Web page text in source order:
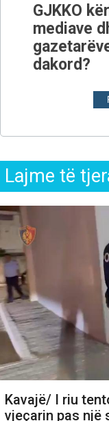
GJKKO
mediave
dakord?
Lajme të
Kavajë/ I riu
vjeçarin pas një